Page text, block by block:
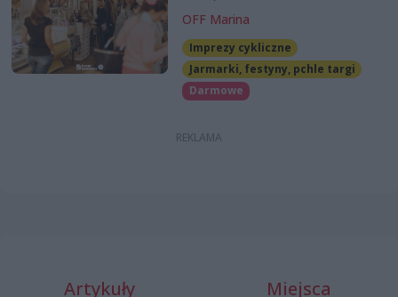
OFF Marina
Imprezy cykliczne
Jarmarki, festyny, pchle targi
Darmowe
Artykuły Miejsca